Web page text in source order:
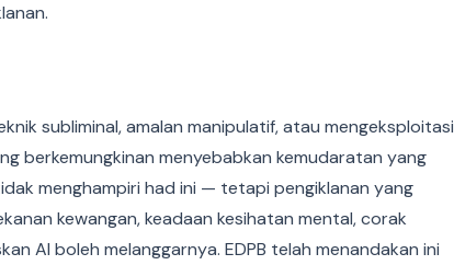
subliminal, amalan manipulatif, atau mengeksploitasi
berkemungkinan menyebabkan kemudaratan yang
menghampiri had ini — tetapi pengiklanan yang
kewangan, keadaan kesihatan mental, corak
AI boleh melanggarnya. EDPB telah menandakan ini